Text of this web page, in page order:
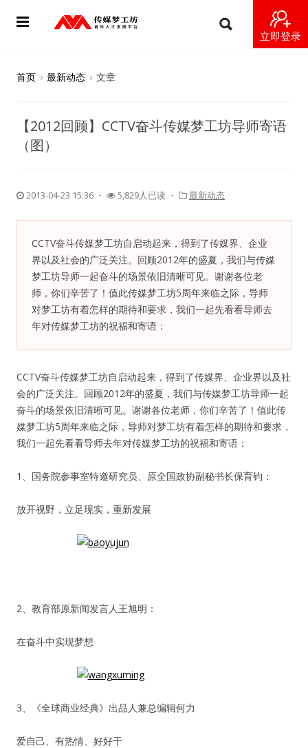
立即登录
导师
视频
梦工坊视频
纪录片1 梦想开始的地方
纪录片2 青年人不同活法
活动
往届
出彩2016
变革2015
逐梦2014
梦工坊圈
首页 › 最新动态 › 文章
【2012回顾】CCTV奋斗传媒梦工坊导师寄语
（图）
2013-04-23 15:36 ・ 5,829人已读 ・ 最新动态
CCTV奋斗传媒梦工坊自启动起来，得到了传媒界、企业
界以及社会的广泛关注。回顾2012年的盛夏，我们与传媒
梦工坊导师一起奋斗的场景依旧清晰可见。谢谢各位老
师，你们辛苦了！值此传媒梦工坊5周年来临之际，导师
对梦工坊有着怎样的期待和要求，我们一起先看看导师去
年对传媒梦工坊的祝福和寄语：
CCTV奋斗传媒梦工坊自启动起来，得到了传媒界、企业界以及社
会的广泛关注。回顾2012年的盛夏，我们与传媒梦工坊导师一起
奋斗的场景依旧清晰可见。谢谢各位老师，你们辛苦了！值此传
媒梦工坊5周年来临之际，导师对梦工坊有着怎样的期待和要求，
我们一起先看看导师去年对传媒梦工坊的祝福和寄语：
1、国务院参事室特邀研究员、原全国政协副秘书长保育钧：
放开视野，立足现实，重新发展
2、教育部原新闻发言人王旭明：
在奋斗中实现梦想
3、《全球商业经典》出品人兼总编辑何力
爱自己、有热情、好好干